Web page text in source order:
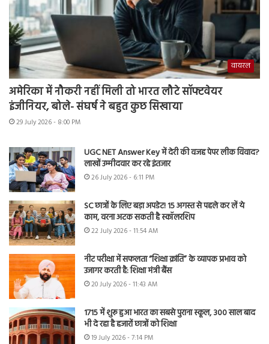
वायरल
अमेरिका में नौकरी नहीं मिली तो भारत लौटे सॉफ्टवेयर
इंजीनियर, बोले- संघर्ष ने बहुत कुछ सिखाया
29 July 2026 - 8:00 PM
UGC NET Answer Key में देरी की वजह पेपर लीक विवाद?
लाखों उम्मीदवार कर रहे इंतजार
26 July 2026 - 6:11 PM
SC छात्रों के लिए बड़ा अपडेट! 15 अगस्त से पहले कर लें ये
काम, वरना अटक सकती है स्कॉलरशिप
22 July 2026 - 11:54 AM
नीट परीक्षा में सफलता “शिक्षा क्रांति” के व्यापक प्रभाव को
उजागर करती है: शिक्षा मंत्री बैंस
20 July 2026 - 11:43 AM
1715 में शुरू हुआ भारत का सबसे पुराना स्कूल, 300 साल बाद
भी दे रहा है हजारों छात्रों को शिक्षा
19 July 2026 - 7:14 PM